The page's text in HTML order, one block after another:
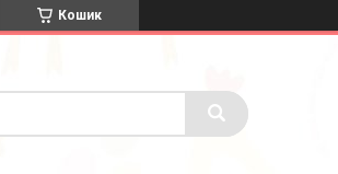
Кошик